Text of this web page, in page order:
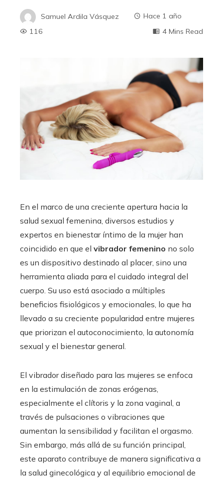
Samuel Ardila Vásquez
Hace 1 año
116
4 Mins Read
En el marco de una creciente apertura hacia la
salud sexual femenina, diversos estudios y
expertos en bienestar íntimo de la mujer han
coincidido en que el vibrador femenino no solo
es un dispositivo destinado al placer, sino una
herramienta aliada para el cuidado integral del
cuerpo. Su uso está asociado a múltiples
beneficios fisiológicos y emocionales, lo que ha
llevado a su creciente popularidad entre mujeres
que priorizan el autoconocimiento, la autonomía
sexual y el bienestar general.
El vibrador diseñado para las mujeres se enfoca
en la estimulación de zonas erógenas,
especialmente el clítoris y la zona vaginal, a
través de pulsaciones o vibraciones que
aumentan la sensibilidad y facilitan el orgasmo.
Sin embargo, más allá de su función principal,
este aparato contribuye de manera significativa a
la salud ginecológica y al equilibrio emocional de